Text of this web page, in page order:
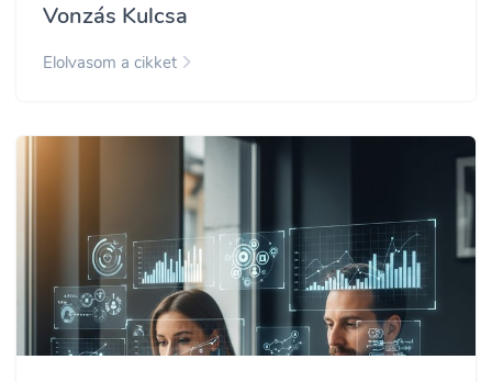
Vonzás Kulcsa
Elolvasom a cikket